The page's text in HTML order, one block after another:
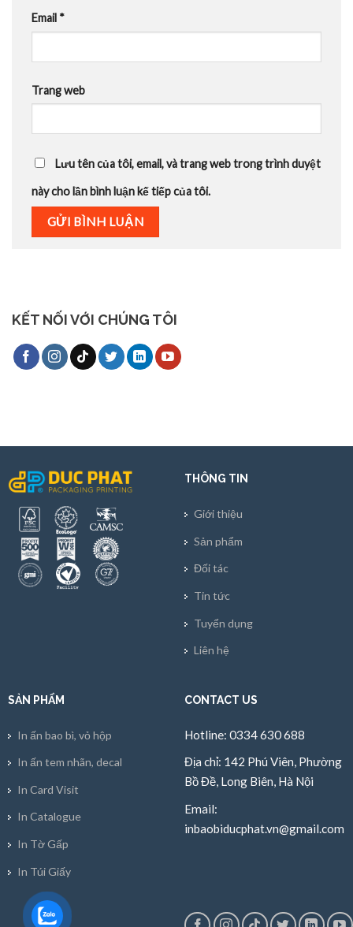
Email *
Trang web
Lưu tên của tôi, email, và trang web trong trình duyệt
này cho lần bình luận kế tiếp của tôi.
KẾT NỐI VỚI CHÚNG TÔI
THÔNG TIN
Giới thiệu
Sản phẩm
Đối tác
Tin tức
Tuyển dụng
Liên hệ
SẢN PHẨM
In ấn bao bì, vỏ hộp
In ấn tem nhãn, decal
In Card Visit
In Catalogue
In Tờ Gấp
In Túi Giấy
CONTACT US
Hotline: 0334 630 688
Địa chỉ: 142 Phú Viên, Phường
Bồ Đề, Long Biên, Hà Nội
Email:
inbaobiducphat.vn@gmail.com